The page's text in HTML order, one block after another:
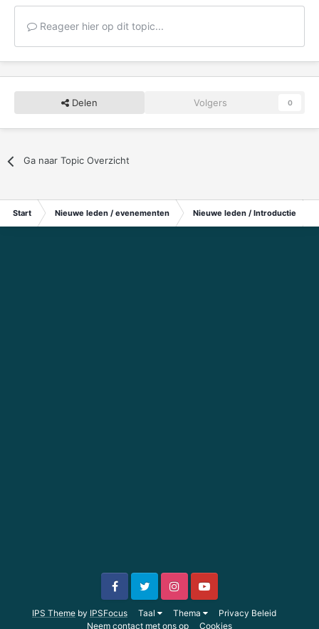
Reageer hier op dit topic...
Delen Volgers 0
Ga naar Topic Overzicht
Start Nieuwe leden / evenementen Nieuwe leden / Introductie
IPS Theme by IPSFocus Taal Thema
Privacy Beleid
Neem contact met ons op
Cookies